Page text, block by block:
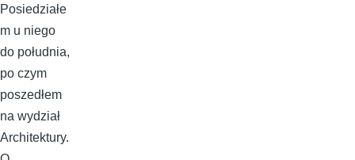
Posiedziałe
m u niego
do południa,
po czym
poszedłem
na wydział
Architektury.